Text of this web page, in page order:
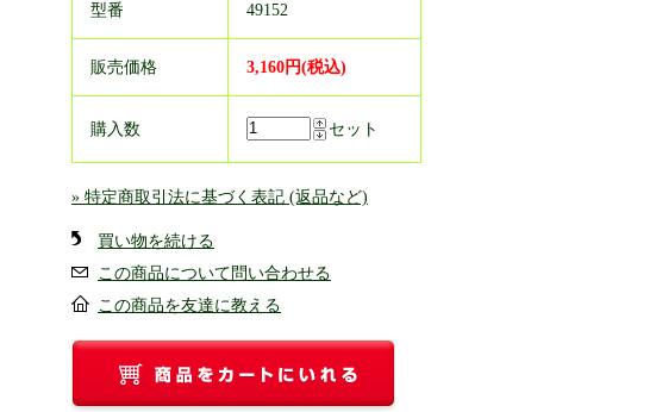
型番 49152
販売価格 3,160円(税込)
購入数 セット
» 特定商取引法に基づく表記 (返品など)
買い物を続ける
この商品について問い合わせる
この商品を友達に教える